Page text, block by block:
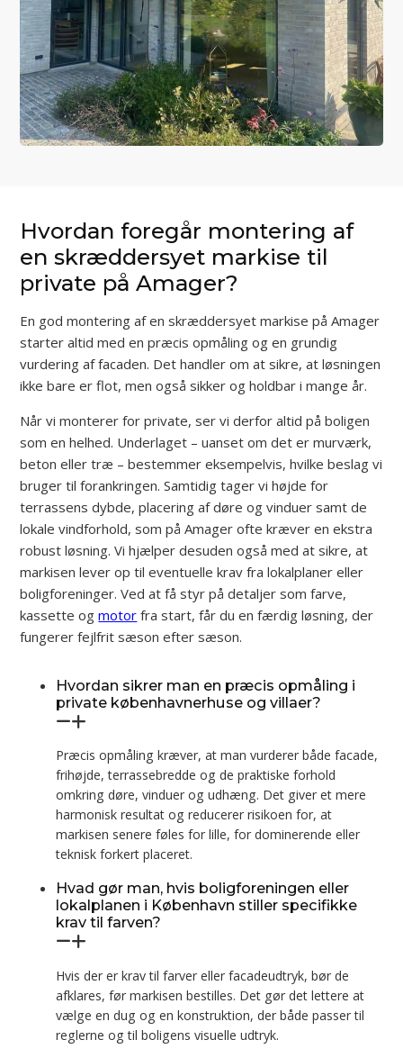
Hvordan foregår montering af
en skræddersyet markise til
private på Amager?
En god montering af en skræddersyet markise på Amager
starter altid med en præcis opmåling og en grundig
vurdering af facaden. Det handler om at sikre, at løsningen
ikke bare er flot, men også sikker og holdbar i mange år.
Når vi monterer for private, ser vi derfor altid på boligen
som en helhed. Underlaget – uanset om det er murværk,
beton eller træ – bestemmer eksempelvis, hvilke beslag vi
bruger til forankringen. Samtidig tager vi højde for
terrassens dybde, placering af døre og vinduer samt de
lokale vindforhold, som på Amager ofte kræver en ekstra
robust løsning. Vi hjælper desuden også med at sikre, at
markisen lever op til eventuelle krav fra lokalplaner eller
boligforeninger. Ved at få styr på detaljer som farve,
kassette ogmotor fra start, får du en færdig løsning, der
fungerer fejlfrit sæson efter sæson.
Hvordan sikrer man en præcis opmåling i
private københavnerhuse og villaer?
Præcis opmåling kræver, at man vurderer både facade,
frihøjde, terrassebredde og de praktiske forhold
omkring døre, vinduer og udhæng. Det giver et mere
harmonisk resultat og reducerer risikoen for, at
markisen senere føles for lille, for dominerende eller
teknisk forkert placeret.
Hvad gør man, hvis boligforeningen eller
lokalplanen i København stiller specifikke
krav til farven?
Hvis der er krav til farver eller facadeudtryk, bør de
afklares, før markisen bestilles. Det gør det lettere at
vælge en dug og en konstruktion, der både passer til
reglerne og til boligens visuelle udtryk.